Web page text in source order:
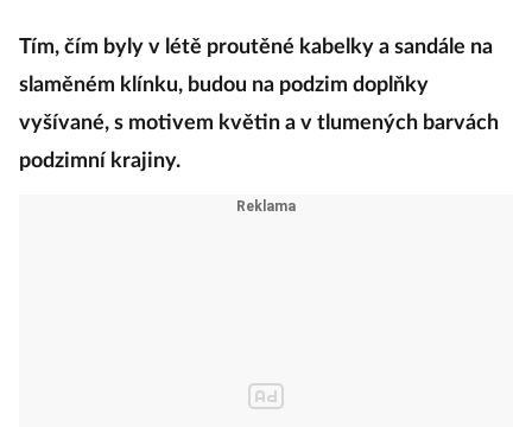
Tím, čím byly v létě proutěné kabelky a sandále na
slaměném klínku, budou na podzim doplňky
vyšívané, s motivem květin a v tlumených barvách
podzimní krajiny.